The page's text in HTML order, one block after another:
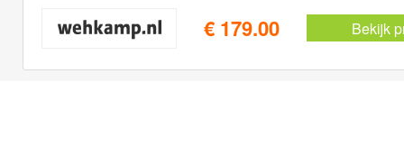
€ 179.00 Bekijk